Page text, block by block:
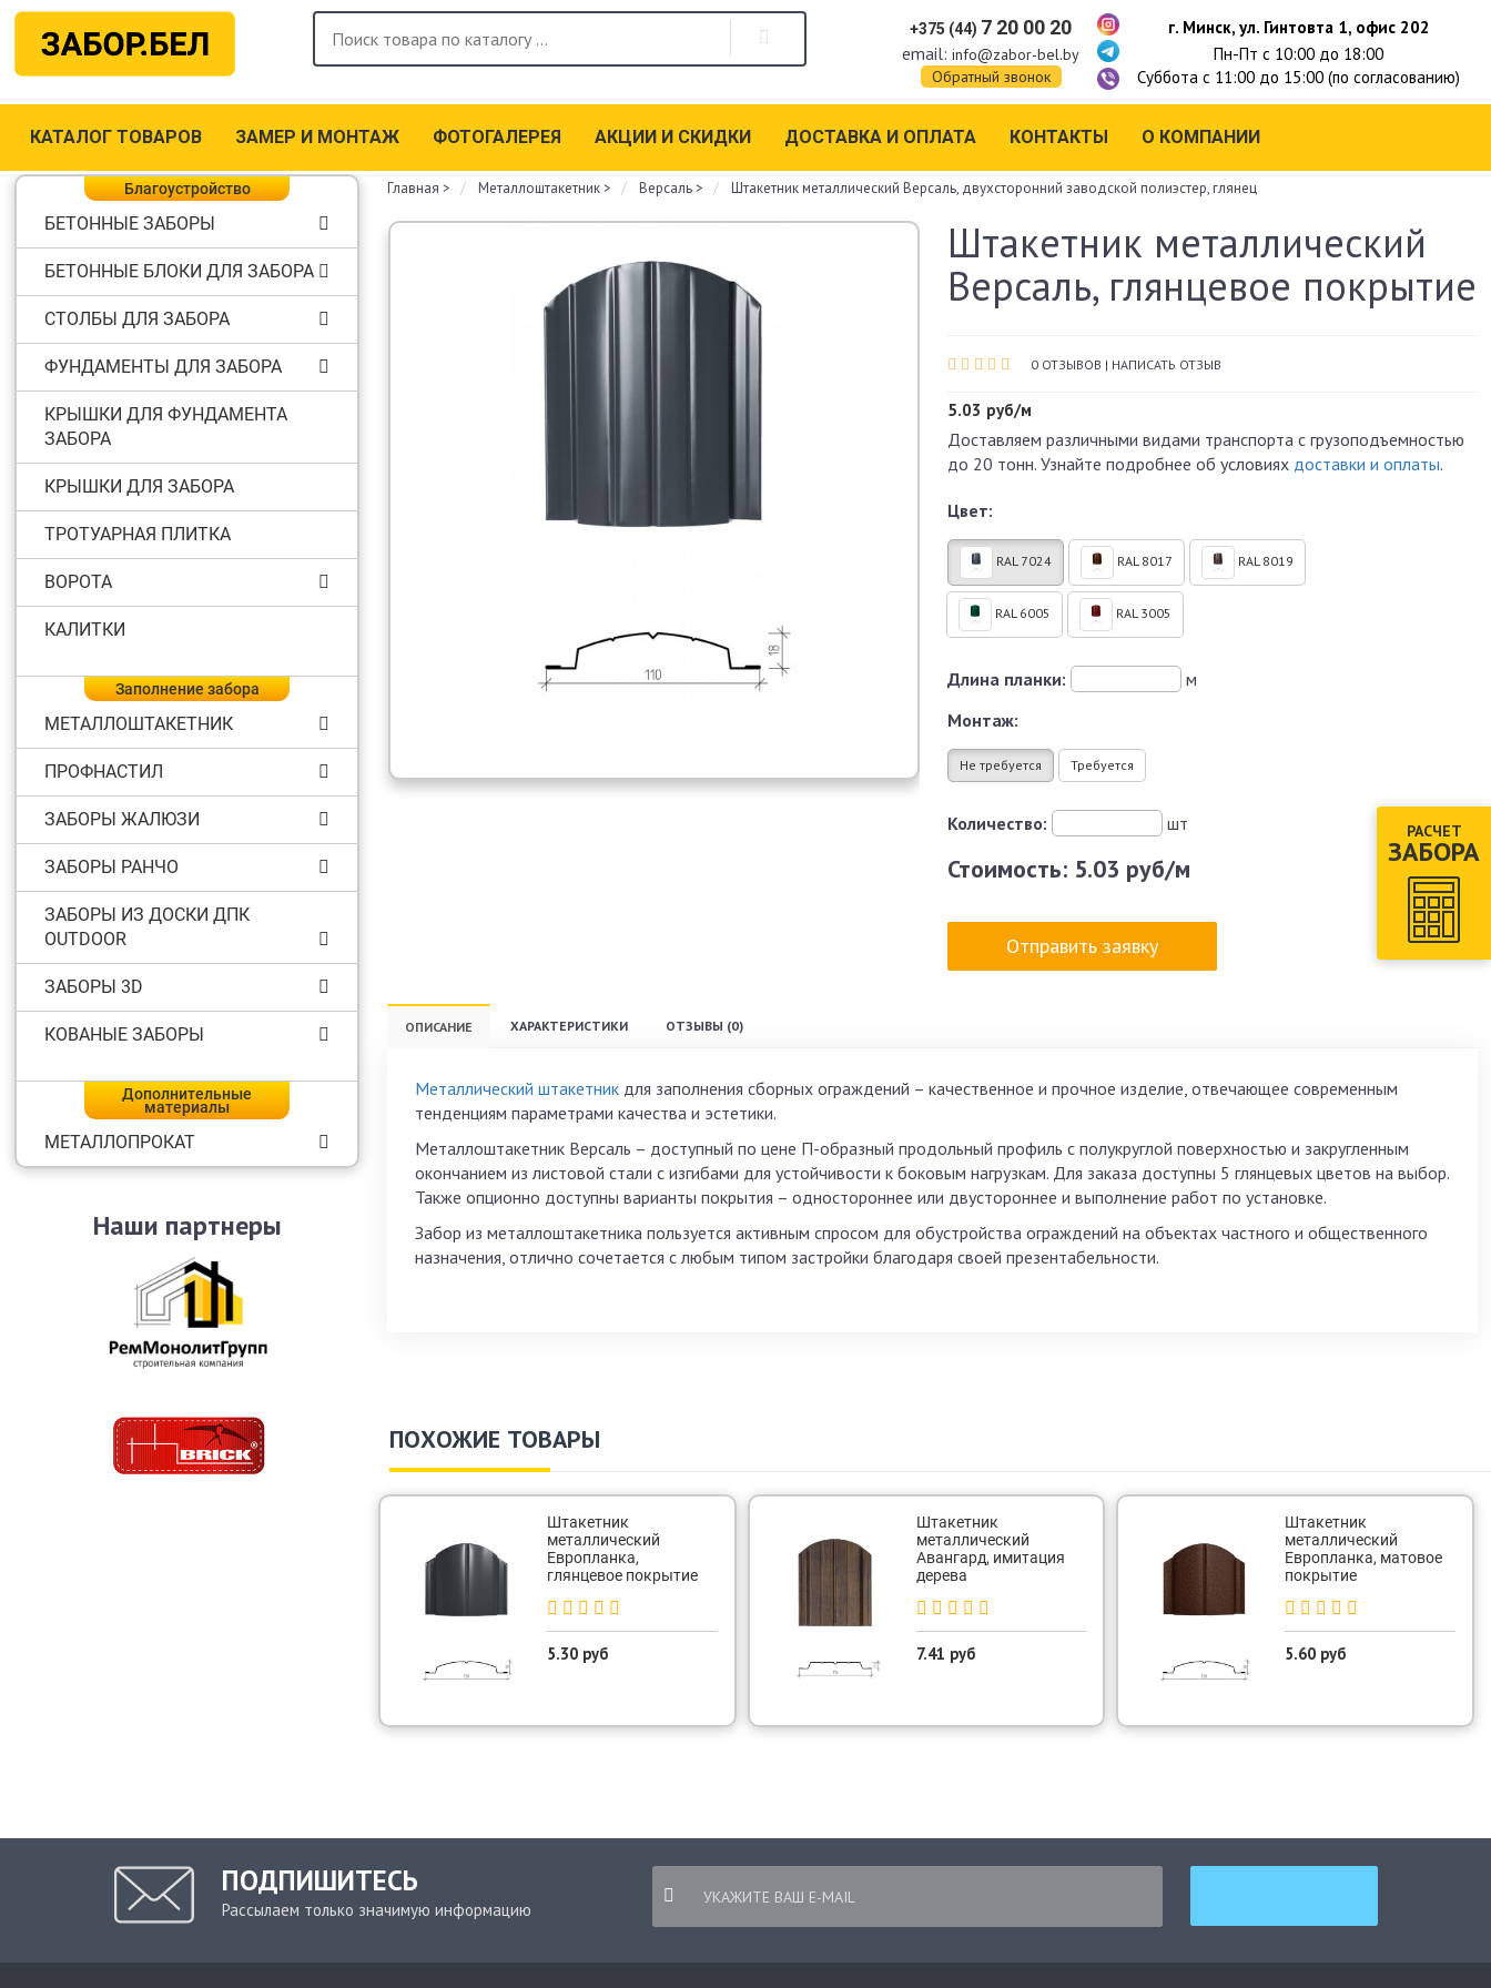
+375 (44) 7 20 00 20
email: info@zabor-bel.by
Обратный звонок
г. Минск, ул. Гинтовта 1, офис 202
Пн-Пт с 10:00 до 18:00
Суббота с 11:00 до 15:00 (по согласованию)
КАТАЛОГ ТОВАРОВ ЗАМЕР И МОНТАЖ ФОТОГАЛЕРЕЯ АКЦИИ И СКИДКИ ДОСТАВКА И ОПЛАТА КОНТАКТЫ О КОМПАНИИ
Благоустройство
БЕТОННЫЕ ЗАБОРЫ
БЕТОННЫЕ БЛОКИ ДЛЯ ЗАБОРА
СТОЛБЫ ДЛЯ ЗАБОРА
ФУНДАМЕНТЫ ДЛЯ ЗАБОРА
КРЫШКИ ДЛЯ ФУНДАМЕНТА
ЗАБОРА
КРЫШКИ ДЛЯ ЗАБОРА
ТРОТУАРНАЯ ПЛИТКА
ВОРОТА
КАЛИТКИ
Заполнение забора
МЕТАЛЛОШТАКЕТНИК
ПРОФНАСТИЛ
ЗАБОРЫ ЖАЛЮЗИ
ЗАБОРЫ РАНЧО
ЗАБОРЫ ИЗ ДОСКИ ДПК
OUTDOOR
ЗАБОРЫ 3D
КОВАНЫЕ ЗАБОРЫ
Дополнительные
материалы
МЕТАЛЛОПРОКАТ
Наши партнеры
Главная > Металлоштакетник> Версаль> Штакетник металлический Версаль, двухсторонний заводской полиэстер, глянец
Штакетник металлический
Версаль, глянцевое покрытие
0 ОТЗЫВОВ | НАПИСАТЬ ОТЗЫВ
5.03 руб/м
Доставляем различными видами транспорта с грузоподъемностью
до 20 тонн. Узнайте подробнее об условиях доставки и оплаты.
Цвет:
RAL 7024 RAL 8017 RAL 8019
RAL 6005 RAL 3005
Длина планки:
м
Монтаж:
Не требуется Требуется
Количество: шт
Стоимость: 5.03 руб/м
Отправить заявку
ОПИСАНИЕ ХАРАКТЕРИСТИКИ ОТЗЫВЫ (0)
Металлический штакетник для заполнения сборных ограждений – качественное и прочное изделие, отвечающее современным
тенденциям параметрами качества и эстетики.
Металлоштакетник Версаль – доступный по цене П-образный продольный профиль с полукруглой поверхностью и закругленным
окончанием из листовой стали с изгибами для устойчивости к боковым нагрузкам. Для заказа доступны 5 глянцевых цветов на выбор.
Также опционно доступны варианты покрытия – одностороннее или двустороннее и выполнение работ по установке.
Забор из металлоштакетника пользуется активным спросом для обустройства ограждений на объектах частного и общественного
назначения, отлично сочетается с любым типом застройки благодаря своей презентабельности.
ПОХОЖИЕ ТОВАРЫ
Штакетник
металлический
Европланка,
глянцевое покрытие
5.30 руб
Штакетник
металлический
Авангард, имитация
дерева
7.41 руб
Штакетник
металлический
Европланка, матовое
покрытие
5.60 руб
ПОДПИШИТЕСЬ
Рассылаем только значимую информацию
РАСЧЕТ
ЗАБОРА